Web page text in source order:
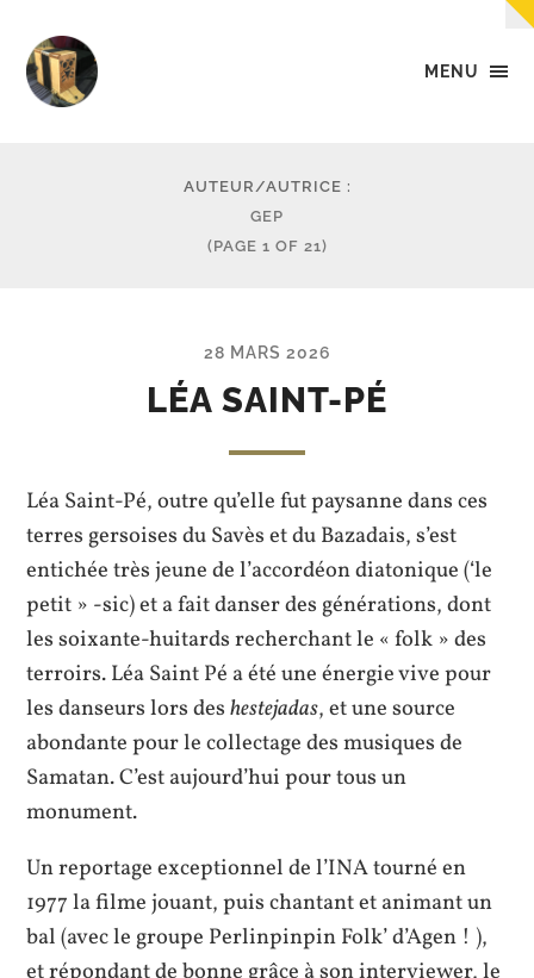
MENU
AUTEUR/AUTRICE :
GEP
(PAGE 1 OF 21)
28 MARS 2026
LÉA SAINT-PÉ
Léa Saint-Pé, outre qu’elle fut paysanne dans ces
terres gersoises du Savès et du Bazadais, s’est
entichée très jeune de l’accordéon diatonique (‘le
petit » -sic) et a fait danser des générations, dont
les soixante-huitards recherchant le « folk » des
terroirs. Léa Saint Pé a été une énergie vive pour
les danseurs lors deshestejadas, et une source
abondante pour le collectage des musiques de
Samatan. C’est aujourd’hui pour tous un
monument.
Un reportage exceptionnel de l’INA tourné en
1977 la filme jouant, puis chantant et animant un
bal (avec le groupe Perlinpinpin Folk’ d’Agen ! ),